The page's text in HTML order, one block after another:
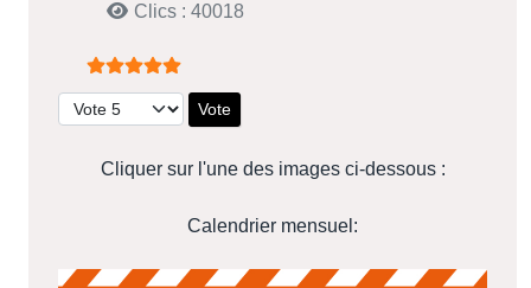
Clics : 40018
Vote utilisateur:5/5
Veuillez voter
Cliquer sur l'une des images ci-dessous :
Calendrier mensuel: